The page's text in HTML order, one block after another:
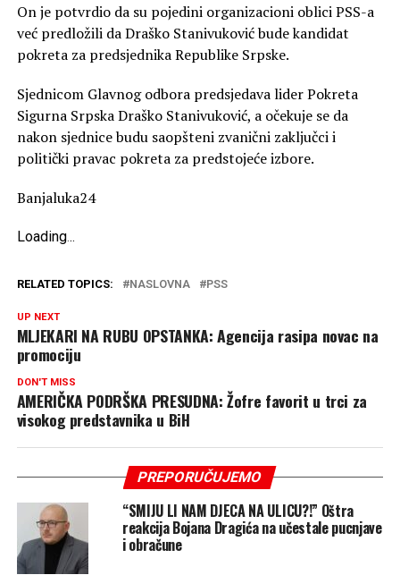
On je potvrdio da su pojedini organizacioni oblici PSS-a
već predložili da Draško Stanivuković bude kandidat
pokreta za predsjednika Republike Srpske.
Sjednicom Glavnog odbora predsjedava lider Pokreta
Sigurna Srpska Draško Stanivuković, a očekuje se da
nakon sjednice budu saopšteni zvanični zaključci i
politički pravac pokreta za predstojeće izbore.
Banjaluka24
Loading...
RELATED TOPICS: NASLOVNA PSS
UP NEXT
MLJEKARI NA RUBU OPSTANKA: Agencija rasipa novac na
promociju
DON'T MISS
AMERIČKA PODRŠKA PRESUDNA: Žofre favorit u trci za
visokog predstavnika u BiH
PREPORUČUJEMO
“SMIJU LI NAM DJECA NA ULICU?!” Oštra
reakcija Bojana Dragića na učestale pucnjave
i obračune